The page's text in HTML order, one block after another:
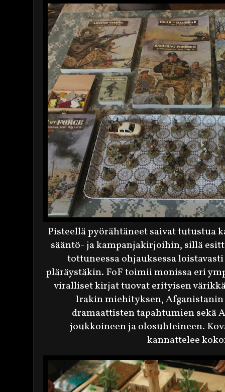
Pisteellä pyörähtäneet saivat tutustua
sääntö- ja kampanjakirjoihin, sillä
tottuneessa ohjauksessa
pläräystäkin. FoF toimii monissa eri
viralliset kirjat tuovat erityisen
Irakin miehityksen,
dramaattisten tapahtumien sekä
joukkoineen ja olosuhteineen.
kannattelee